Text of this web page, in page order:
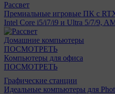
Рассвет
Премиальные игровые ПК с
Intel Core i5/i7/i9 и Ultra 5/7/9,
Домашние компьютеры
ПОСМОТРЕТЬ
Компьютеры для офиса
ПОСМОТРЕТЬ
Графические станции
Идеальные компьютеры для